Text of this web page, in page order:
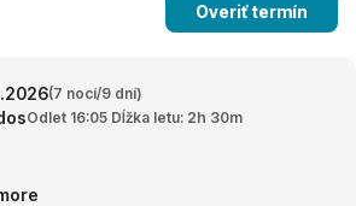
Overiť termín
(7 nocí/9 dní)
Odlet 16:05 Dĺžka letu: 2h 30m